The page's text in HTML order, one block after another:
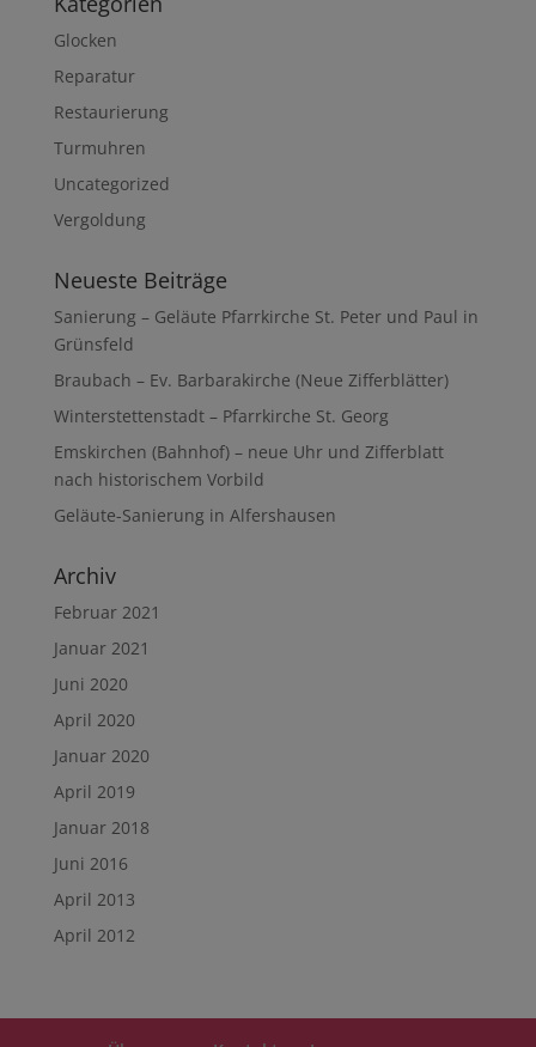
Glocken
Reparatur
Restaurierung
Turmuhren
Uncategorized
Vergoldung
Neueste Beiträge
Sanierung – Geläute Pfarrkirche St. Peter und Paul in
Grünsfeld
Braubach – Ev. Barbarakirche (Neue Zifferblätter)
Winterstettenstadt – Pfarrkirche St. Georg
Emskirchen (Bahnhof) – neue Uhr und Zifferblatt
nach historischem Vorbild
Geläute-Sanierung in Alfershausen
Archiv
Februar 2021
Januar 2021
Juni 2020
April 2020
Januar 2020
April 2019
Januar 2018
Juni 2016
April 2013
April 2012